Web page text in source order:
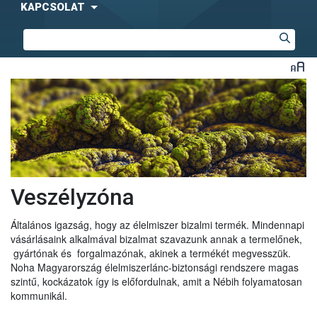
KAPCSOLAT
Veszélyzóna
Általános igazság, hogy az élelmiszer bizalmi termék. Mindennapi
vásárlásaink alkalmával bizalmat szavazunk annak a termelőnek,
gyártónak és forgalmazónak, akinek a termékét megvesszük.
Noha Magyarország élelmiszerlánc-biztonsági rendszere magas
szintű, kockázatok így is előfordulnak, amit a Nébih folyamatosan
kommunikál.